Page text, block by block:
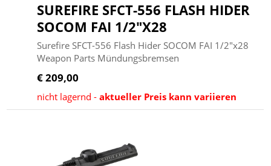
SUREFIRE SFCT-556 FLASH HIDER
SOCOM FAI 1/2"X28
Surefire SFCT-556 Flash Hider SOCOM FAI 1/2"x28
Weapon Parts Mündungsbremsen
€ 209,00
nicht lagernd -aktueller Preis kann variieren